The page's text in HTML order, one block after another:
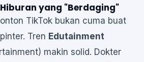
yang "Berdaging"
TikTok bukan cuma buat
Tren Edutainment
makin solid. Dokter